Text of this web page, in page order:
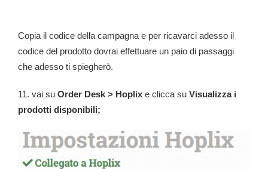
Copia il codice della campagna e per ricavarci adesso il
codice del prodotto dovrai effettuare un paio di passaggi
che adesso ti spiegherò.
11. vai su Order Desk > Hoplix e clicca su Visualizza i
prodotti disponibili;